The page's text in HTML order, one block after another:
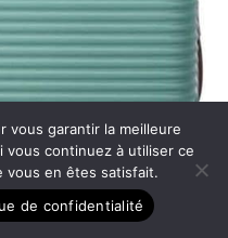
vous garantir la meilleure
continuez à utiliser ce
vous en êtes satisfait.
de confidentialité